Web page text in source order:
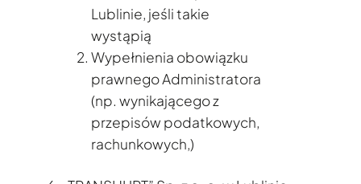
Lublinie, jeśli takie
wystąpią
Wypełnienia obowiązku
prawnego Administratora
(np. wynikającego z
przepisów podatkowych,
rachunkowych,)